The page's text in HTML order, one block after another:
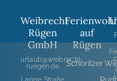
Weibrecht
Rügen
GmbH
urlaub@weibrecht-
ruegen.de
Lange Straße
auf
Rügen
Schoritzer